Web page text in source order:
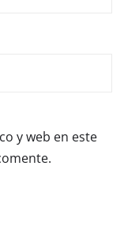
y web en este